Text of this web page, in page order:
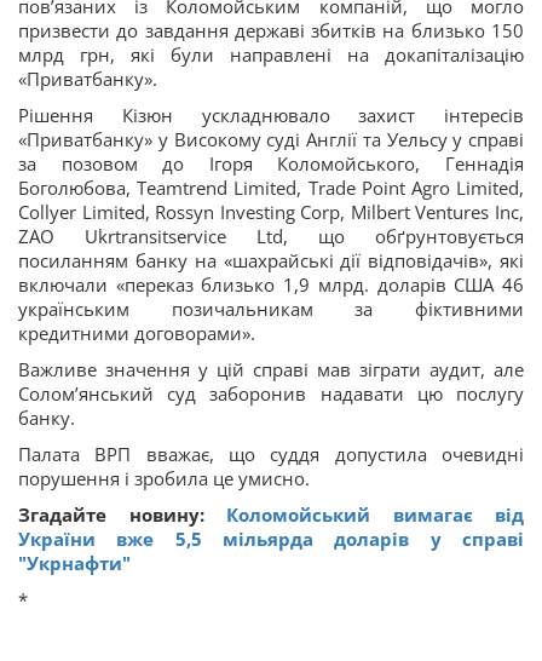
пов’язаних із Коломойським компаній, що могло
призвести до завдання державі збитків на близько 150
млрд грн, які були направлені на докапіталізацію
«Приватбанку».
Рішення Кізюн ускладнювало захист інтересів
«Приватбанку» у Високому суді Англії та Уельсу у справі
за позовом до Ігоря Коломойського, Геннадія
Боголюбова, Teamtrend Limited, Trade Point Agro Limited,
Collyer Limited, Rossyn Investing Corp, Milbert Ventures Inc,
ZAO Ukrtransitservice Ltd, що обґрунтовується
посиланням банку на «шахрайські дії відповідачів», які
включали «переказ близько 1,9 млрд. доларів США 46
українським позичальникам за фіктивними
кредитними договорами».
Важливе значення у цій справі мав зіграти аудит, але
Солом’янський суд заборонив надавати цю послугу
банку.
Палата ВРП вважає, що суддя допустила очевидні
порушення і зробила це умисно.
Згадайте новину: Коломойський вимагає від
України вже 5,5 мільярда доларів у справі
"Укрнафти"
*